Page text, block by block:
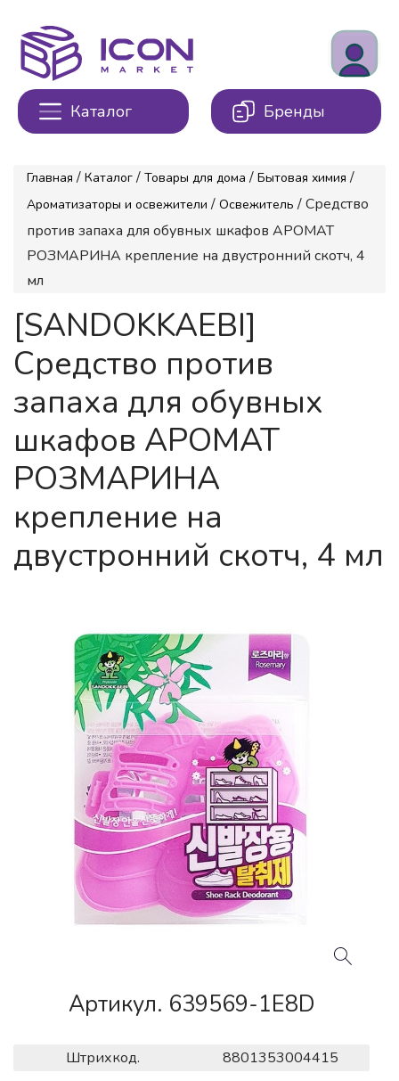
Каталог Бренды
Главная / Каталог / Товары для дома / Бытовая химия /
Ароматизаторы и освежители / Освежитель / Средство
против запаха для обувных шкафов АРОМАТ
РОЗМАРИНА крепление на двустронний скотч, 4
мл
[SANDOKKAEBI]
Средство против
запаха для обувных
шкафов АРОМАТ
РОЗМАРИНА
крепление на
двустронний скотч, 4 мл
Артикул. 639569-1E8D
Штрихкод. 8801353004415